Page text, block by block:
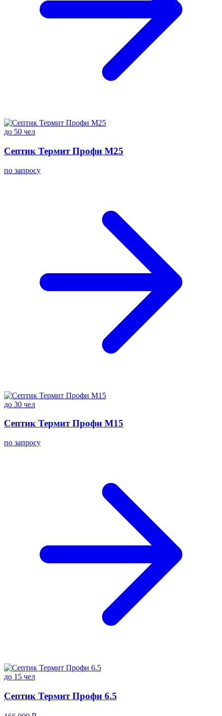
до 50 чел
Септик Термит Профи M25
по запросу
до 30 чел
Септик Термит Профи M15
по запросу
до 15 чел
Септик Термит Профи 6.5